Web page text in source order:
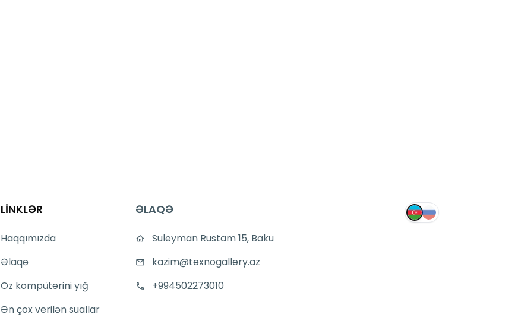
LİNKLƏR
Haqqımızda
Əlaqə
Öz kompüterini yığ
Ən çox verilən suallar
ƏLAQƏ
Suleyman Rustam 15, Baku
kazim@texnogallery.az
+994502273010